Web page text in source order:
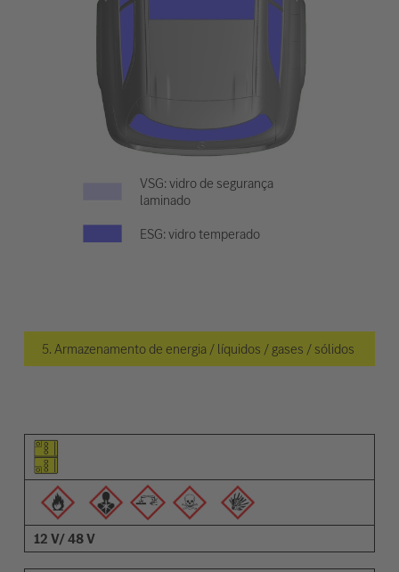
VSG: vidro de segurança
laminado
ESG: vidro temperado
5. Armazenamento de energia / líquidos / gases / sólidos
Pictograma do elemento
Pictogramas de advertências
Descrição
12 V/ 48 V